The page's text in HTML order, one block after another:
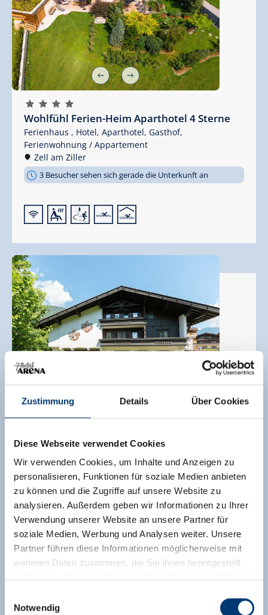
Zustimmung Details Über Cookies
Diese Webseite verwendet Cookies
Wir verwenden Cookies, um Inhalte und Anzeigen zu
personalisieren, Funktionen für soziale Medien anbieten
zu können und die Zugriffe auf unsere Website zu
analysieren. Außerdem geben wir Informationen zu Ihrer
Verwendung unserer Website an unsere Partner für
soziale Medien, Werbung und Analysen weiter. Unsere
Partner führen diese Informationen möglicherweise mit
weiteren Daten zusammen, die Sie ihnen bereitgestellt
Notwendig
🞙 🞙 🞙 🞙
Wohlfühl Ferien-Heim Aparthotel 4 Sterne
Ferienhaus , Hotel, Aparthotel, Gasthof,
Ferienwohnung / Appartement
Zell am Ziller
3 Besucher sehen sich gerade die Unterkunft an
🜉🗔🞷🅐🅤
🞙🞙🞙
Hotel Garni Jagdhof
Appartement
Zell am Ziller
3 Besucher sehen sich gerade die Unterkunft an
Ausgezeichnet 27 Bewertungen
🜉